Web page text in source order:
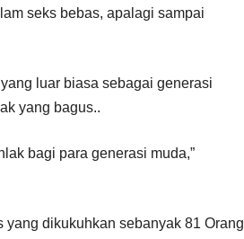
seks bebas, apalagi sampai
luar biasa sebagai generasi
yang bagus..
bagi para generasi muda,”
dikukuhkan sebanyak 81 Orang